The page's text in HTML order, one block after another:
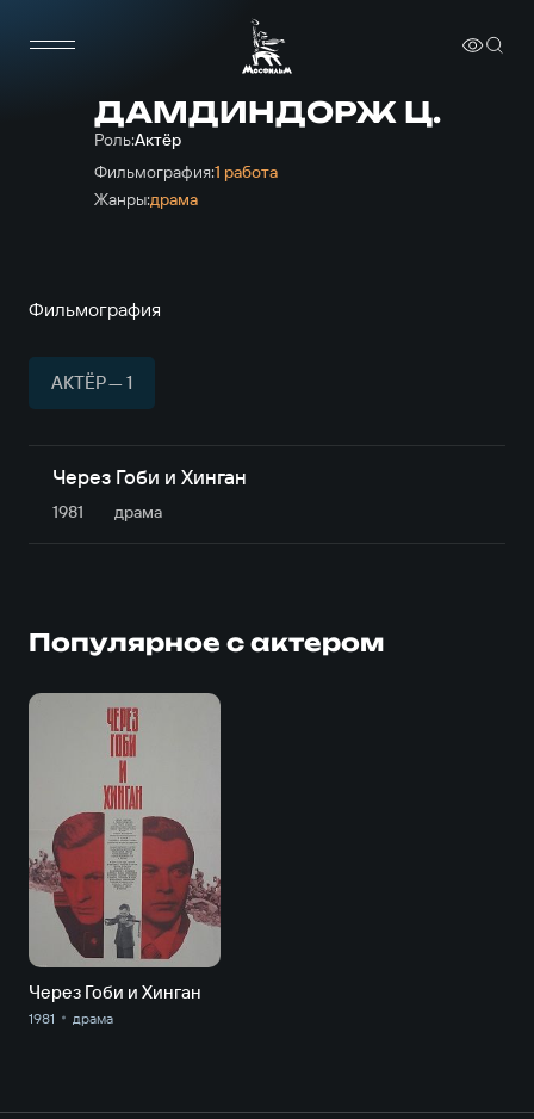
ДАМДИНДОРЖ Ц.
Роль:Актёр
Фильмография:1 работа
Жанры:драма
Фильмография
АКТЁР — 1
Через Гоби и Хинган
1981 драма
Популярное с актером
Через Гоби и Хинган
1981 драма